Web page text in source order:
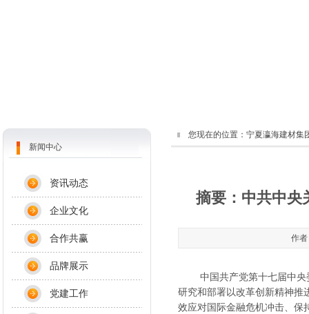
您现在的位置： 宁夏瀛海建材集
摘要：中共中央
作
中国共产党第十七届中央委
研究和部署以改革创新精神推
效应对国际金融危机冲击、保
新闻中心
资讯动态
企业文化
合作共赢
品牌展示
党建工作